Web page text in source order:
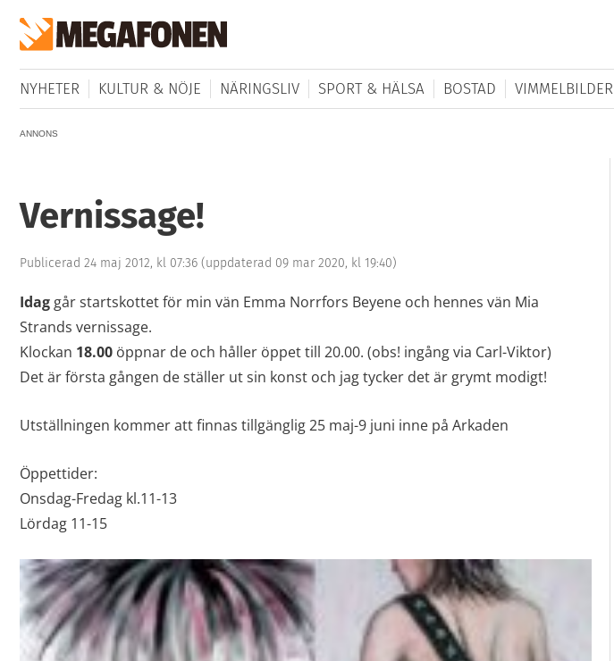
NYHETER KULTUR & NÖJE NÄRINGSLIV SPORT & HÄLSA BOSTAD VIMMELBILDER
ANNONS
Vernissage!
Publicerad 24 maj 2012, kl 07:36 (uppdaterad 09 mar 2020, kl 19:40)
Idaggår startskottet för min vän Emma Norrfors Beyene och hennes vän Mia
Strands vernissage.
Klockan 18.00öppnar de och håller öppet till 20.00. (obs! ingång via Carl-Viktor)
Det är första gången de ställer ut sin konst och jag tycker det är grymt modigt!
Utställningen kommer att finnas tillgänglig 25 maj-9 juni inne på Arkaden
Öppettider:
Onsdag-Fredag kl.11-13
Lördag 11-15